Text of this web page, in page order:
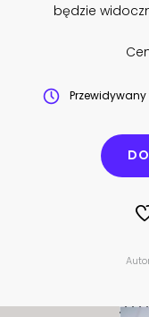
będzie